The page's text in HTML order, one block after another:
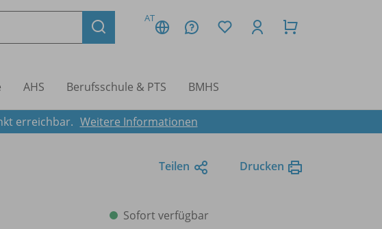
AT
AHS Berufsschule & PTS BMHS
erreichbar. Weitere Informationen
Teilen Drucken
Sofort verfügbar